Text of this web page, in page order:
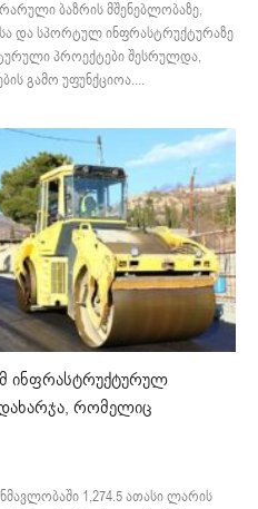
ბაზრის მშენებლობაზე,
და სპორტულ ინფრასტრუქტურაზე
პროექტები შესრულდა,
გამო უფუნქციოა....
ინფრასტრუქტურულ
რომელიც
1,274.5 ათასი ლარის